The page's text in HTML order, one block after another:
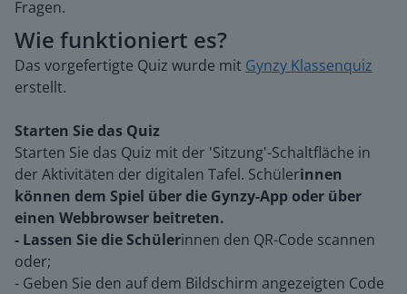
Fragen.
Wie funktioniert es?
Das vorgefertigte Quiz wurde mit Gynzy Klassenquiz
erstellt.
Starten Sie das Quiz
Starten Sie das Quiz mit der 'Sitzung'-Schaltfläche in
der Aktivitäten der digitalen Tafel. Schülerinnen
können dem Spiel über die Gynzy-App oder über
einen Webbrowser beitreten.
- Lassen Sie die Schülerinnen den QR-Code scannen
oder;
- Geben Sie den auf dem Bildschirm angezeigten Code